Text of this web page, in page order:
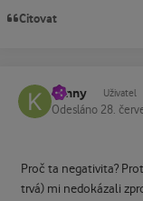
Citovat
kenny Uživatel
Odesláno 28.
Proč ta negativita?
trvá) mi nedokázali